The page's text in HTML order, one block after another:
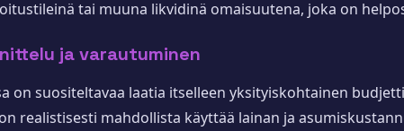
tai muuna likvidinä omaisuutena, joka on
ja varautuminen
on suositeltavaa laatia itselleen yksityiskohtainen
realistisesti mahdollista käyttää lainan ja